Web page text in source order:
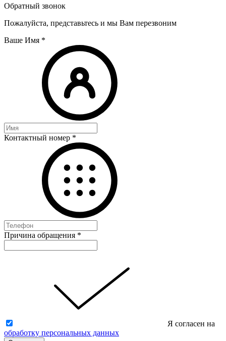
Обратный звонок
Пожалуйста, представьтесь и мы Вам перезвоним
Ваше Имя *
Контактный номер *
Причина обращения *
Я согласен на
обработку персональных данных